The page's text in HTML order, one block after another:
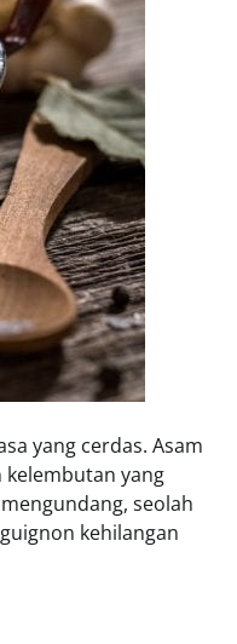
yang cerdas. Asam
yang
seolah
kehilangan